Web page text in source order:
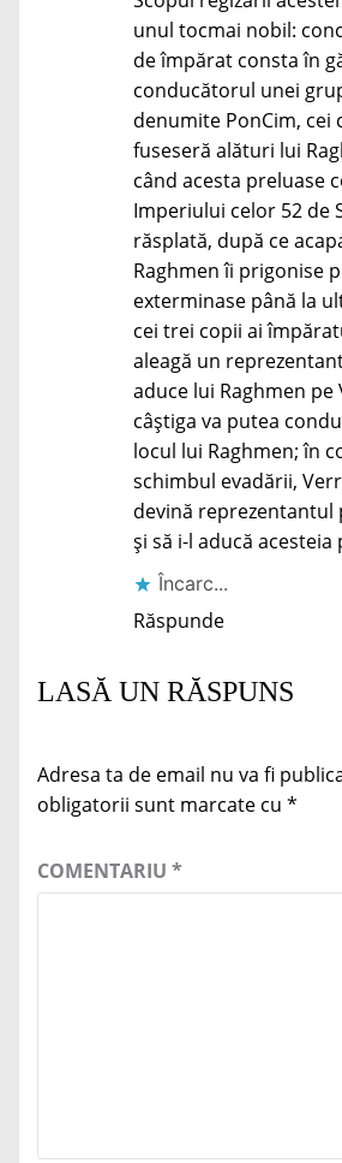
unul tocmai nobil:
de împărat consta în
conducătorul unei
denumite PonCim, cei
fuseseră alături lui
când acesta preluase
Imperiului celor 52 de
răsplată, după ce
Raghmen îi prigonise
exterminase până la
cei trei copii ai
aleagă un
aduce lui Raghmen pe
câștiga va putea
locul lui Raghmen; în
schimbul evadării,
devină
și să i-l aducă acesteia
Încarc...
Răspunde
LASĂ UN RĂSPUNS
Adresa ta de email nu va fi
obligatorii sunt marcate cu *
COMENTARIU *